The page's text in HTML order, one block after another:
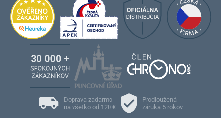
Doprava zadarmo
na všetko od 120 €
Prodloužená
záruka 5 rokov